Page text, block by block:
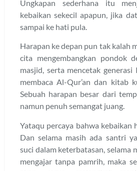
Ungkapan sederhana itu
kebaikan sekecil apapun, jika
sampai ke hati pula.
Harapan ke depan pun tak kalah
cita mengembangkan pondok
masjid, serta mencetak generasi
membaca Al-Qur’an dan kitab
Sebuah harapan besar dari
namun penuh semangat juang.
Yataqu percaya bahwa kebaikan
Dan selama masih ada santri
suci dalam keterbatasan, selama
mengajar tanpa pamrih, maka